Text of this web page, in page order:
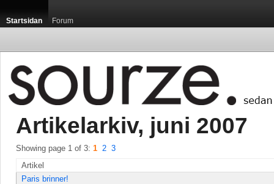
Startsidan Forum
Artikelarkiv, juni 2007
Showing page 1 of 3: 1 2 3
Artikel
Paris brinner!